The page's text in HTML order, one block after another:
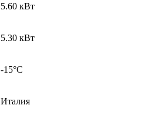
5.60 кВт
5.30 кВт
-15°С
Италия